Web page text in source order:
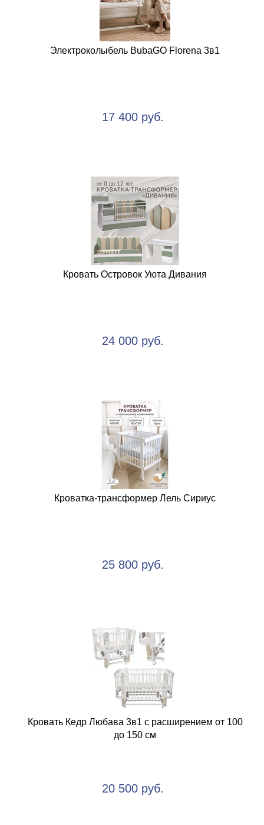
Электроколыбель BubaGO Florena 3в1
17 400 руб.
Кровать Островок Уюта Дивания
24 000 руб.
Кроватка-трансформер Лель Сириус
25 800 руб.
Кровать Кедр Любава 3в1 с расширением от 100
до 150 см
20 500 руб.